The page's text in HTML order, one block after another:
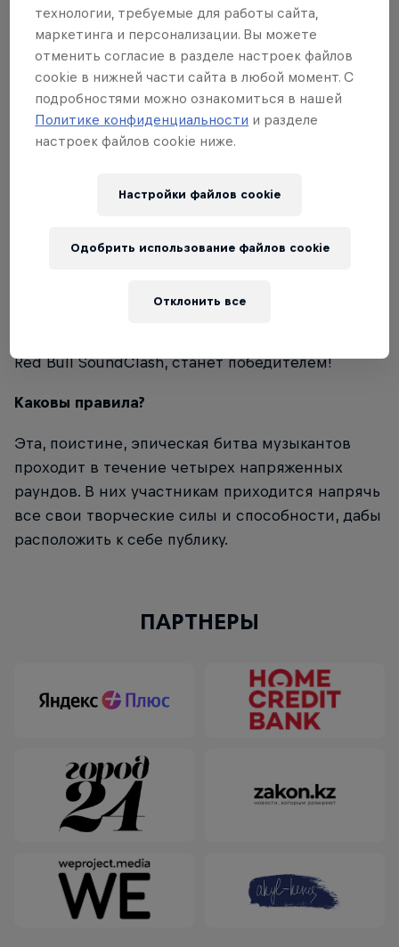
Red Bull SoundClash – это уникальный
музыкальный баттл между двумя
исполнителями. Каждый из участников
выступит в четырех, жарких по накалу раундах,
на противоположных сценах. Это грандиозное
шоу пройдет в Казахстане впервые! Зрители
Ирина Кайратовна
Чья же будет победа?
Red Bull SoundClash, станет победителем!
Каковы правила?
Эта, поистине, эпическая битва музыкантов
проходит в течение четырех напряженных
раундов. В них участникам приходится напрячь
все свои творческие силы и способности, дабы
расположить к себе публику.
ПАРТНЕРЫ
технологии, требуемые для работы сайта,
маркетинга и персонализации. Вы можете
отменить согласие в разделе настроек файлов
cookie в нижней части сайта в любой момент. С
подробностями можно ознакомиться в нашей
Политике конфиденциальности и разделе
настроек файлов cookie ниже.
Настройки файлов cookie
Отклонить все
Одобрить использование файлов cookie